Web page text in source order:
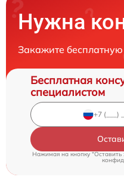
Нужна
Закажите
Бесплатная
специалистом
Нажимая на кнопку